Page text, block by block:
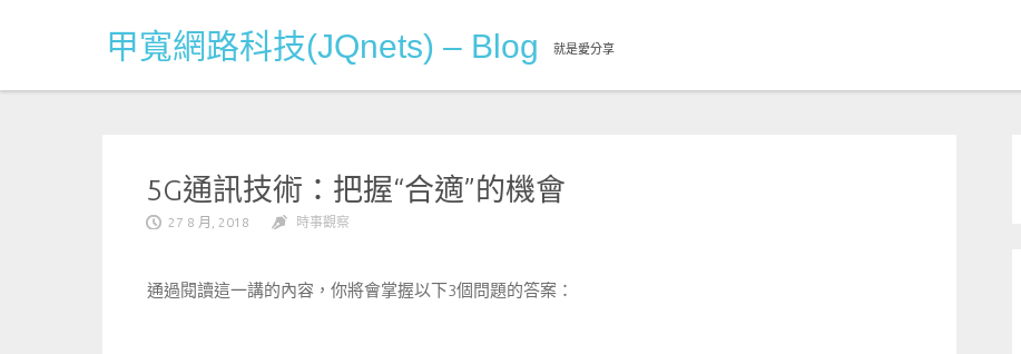
甲寬網路科技(JQnets) – Blog 就是愛分享
5G通訊技術：把握“合適”的機會
27 8 月, 2018 時事觀察
通過閱讀這一講的內容，你將會掌握以下3個問題的答案：